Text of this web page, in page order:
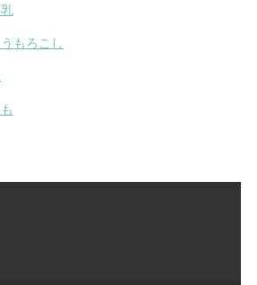
もろこし